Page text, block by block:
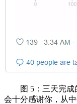
图 5：三天完成
会十分感谢你，从